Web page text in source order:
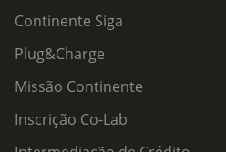
Continente Siga
Plug&Charge
Missão Continente
Inscrição Co-Lab